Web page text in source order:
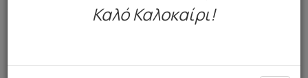
Καλό Καλοκαίρι!